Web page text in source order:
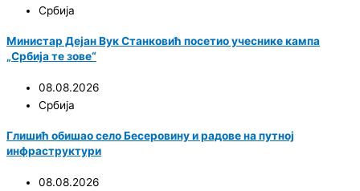
Србија
Министар Дејан Вук Станковић посетио учеснике кампа
„Србија те зове“
08.08.2026
Србија
Глишић обишао село Бесеровину и радове на путној
инфраструктури
08.08.2026